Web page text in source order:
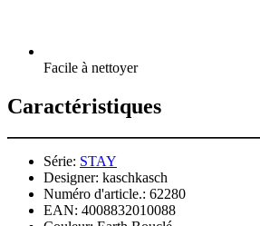
Facile à nettoyer
Caractéristiques
Série: STAY
Designer: kaschkasch
Numéro d'article.: 62280
EAN: 4008832010088